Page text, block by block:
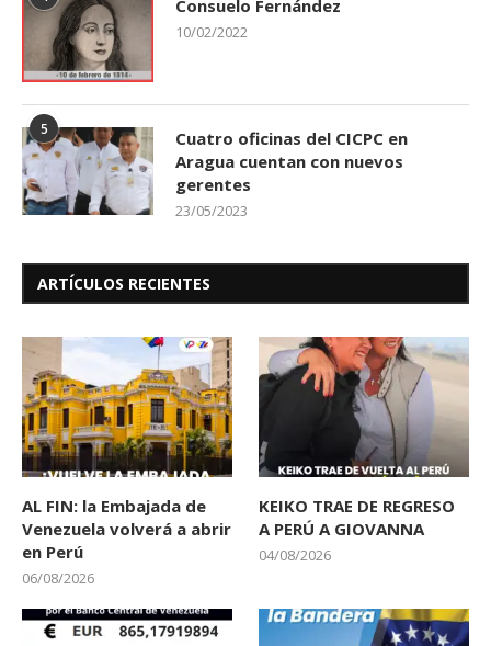
Consuelo Fernández
10/02/2022
5
Cuatro oficinas del CICPC en
Aragua cuentan con nuevos
gerentes
23/05/2023
ARTÍCULOS RECIENTES
AL FIN: la Embajada de
Venezuela volverá a abrir
en Perú
06/08/2026
KEIKO TRAE DE REGRESO
A PERÚ A GIOVANNA
04/08/2026